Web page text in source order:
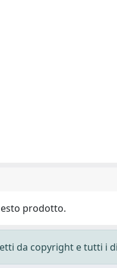
prodotto.
da copyright e tutti i